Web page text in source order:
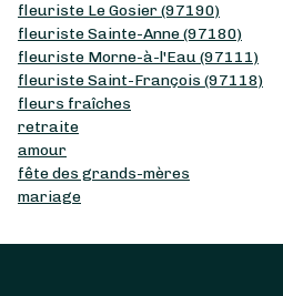
fleuriste Le Gosier (97190)
fleuriste Sainte-Anne (97180)
fleuriste Morne-à-l'Eau (97111)
fleuriste Saint-François (97118)
fleurs fraîches
retraite
amour
fête des grands-mères
mariage